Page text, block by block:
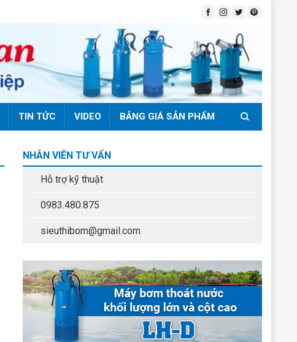
TIN TỨC VIDEO BẢNG GIÁ SẢN PHẨM
NHÂN VIÊN TƯ VẤN
Hỗ trợ kỹ thuật
0983.480.875
sieuthibom@gmail.com